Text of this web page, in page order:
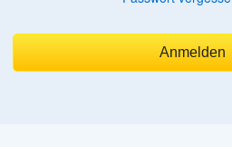
Anmelden